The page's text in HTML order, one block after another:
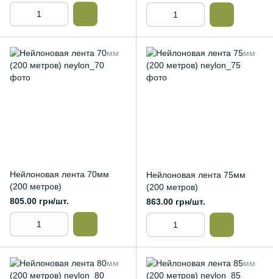
Нейлоновая лента 70мм
(200 метров)
805.00 грн/шт.
Нейлоновая лента 75мм
(200 метров)
863.00 грн/шт.